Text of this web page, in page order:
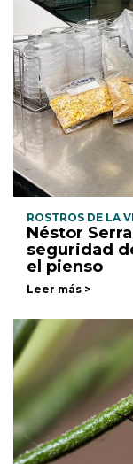
ROSTROS DE LA
Néstor
seguridad
el pienso
Leer más >